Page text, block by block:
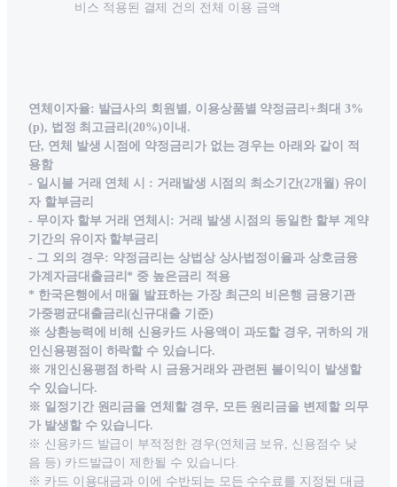
비스 적용된 결제 건의 전체 이용 금액
연체이자율: 발급사의 회원별, 이용상품별 약정금리+최대 3%
(p), 법정 최고금리(20%)이내.
단, 연체 발생 시점에 약정금리가 없는 경우는 아래와 같이 적
용함
- 일시불 거래 연체 시 : 거래발생 시점의 최소기간(2개월) 유이
자 할부금리
- 무이자 할부 거래 연체시: 거래 발생 시점의 동일한 할부 계약
기간의 유이자 할부금리
- 그 외의 경우: 약정금리는 상법상 상사법정이율과 상호금융
가계자금대출금리* 중 높은금리 적용
* 한국은행에서 매월 발표하는 가장 최근의 비은행 금융기관
가중평균대출금리(신규대출 기준)
※ 상환능력에 비해 신용카드 사용액이 과도할 경우, 귀하의 개
인신용평점이 하락할 수 있습니다.
※ 개인신용평점 하락 시 금융거래와 관련된 불이익이 발생할
수 있습니다.
※ 일정기간 원리금을 연체할 경우, 모든 원리금을 변제할 의무
가 발생할 수 있습니다.
※ 신용카드 발급이 부적정한 경우(연체금 보유, 신용점수 낮
음 등) 카드발급이 제한될 수 있습니다.
※ 카드 이용대금과 이에 수반되는 모든 수수료를 지정된 대금